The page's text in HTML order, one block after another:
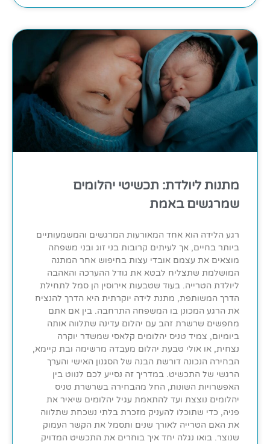
מתנות ליולדת: תכשיטי יהלומים
שמרגשים באמת
רגע הלידה הוא אחד המאורעות המרגשים והמשמעותיים
ביותר בחיים, אך לעיתים קרובות בני זוג ובני משפחה
מוצאים את עצמם אובדי עצות בחיפוש אחר המתנה
המושלמת שתצליח לבטא את גודל ההערכה והאהבה
ליולדת הטרייה. בעוד שטבעות אירוסין הן סמל לתחילת
הדרך המשותפת, מתנת לידה יוקרתית היא הדרך להנציח
את הרגע המכונן בו המשפחה התרחבה. בין אם אתם
מחפשים שרשרת זהב עם יהלום עדינה שתלווה אותה
ביומיום, צמיד טניס יהלומים קלאסי שמשדר יוקרה
נצחית, או אולי טבעת יהלום מעבדה מרשימה ובת קיימא,
הבחירה הנכונה דורשת הבנה של הסגנון האישי והערך
הרגשי של התכשיט. במדריך זה נסייע לכם לנווט בין
האפשרויות השונות, החל מהבחירה בשרשרת טניס
יהלומים נוצצת ועד להתאמת עגיל יהלומים שיאיר את
פניה, כדי שתוכלו להעניק מזכרת בלתי נשכחת שתלווה
את האם הטרייה לאורך שנים ותסמל את הקשר העמוק
שנוצר. בואו נגלה יחד איך בוחרים את התכשיט המדויק